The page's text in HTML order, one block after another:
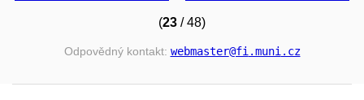
(23 / 48)
Odpovědný kontakt: webmaster@fi.muni.cz